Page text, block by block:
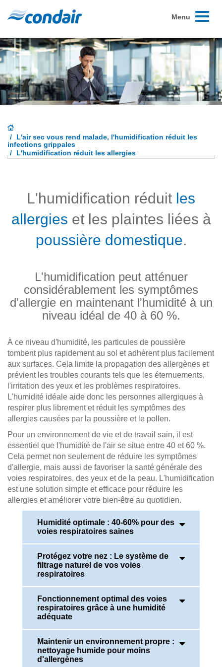
Toggle
Menu
L'air sec vous rend malade, l'humidification réduit les
infections grippales
L'humidification réduit les allergies
L'humidification réduit les
allergies et les plaintes liées à
poussière domestique.
L'humidification peut atténuer
considérablement les symptômes
d'allergie en maintenant l'humidité à un
niveau idéal de 40 à 60 %.
À ce niveau d'humidité, les particules de poussière
tombent plus rapidement au sol et adhèrent plus facilement
aux surfaces. Cela limite la propagation des allergènes et
prévient les troubles courants tels que les éternuements,
l'irritation des yeux et les problèmes respiratoires.
L'humidité idéale aide donc les personnes allergiques à
respirer plus librement et réduit les symptômes des
allergies causées par la poussière et le pollen.
Pour un environnement de vie et de travail sain, il est
essentiel que l'humidité de l'air se situe entre 40 et 60 %.
Cela permet non seulement de réduire les symptômes
d'allergie, mais aussi de favoriser la santé générale des
voies respiratoires, des yeux et de la peau. L'humidification
est une solution simple et efficace pour réduire les
allergies et améliorer votre bien-être au quotidien.
Humidité optimale : 40-60% pour des
voies respiratoires saines
En hiver comme en été, veillez à ce que le taux
d'humidité soit compris entre 40 et 60 % afin de
réduire les allergies et de préserver la santé des
réduit la poussière en suspension et aide les
personnes souffrant d'allergies à ne pas avoir de
symptômes.
Protégez votre nez : Le système de
filtrage naturel de vos voies
respiratoires
Votre nez est le premier système de filtrage de la
poussière domestique et d'autres allergènes. Une
cavité nasale humide peut retenir davantage de
pénétrer dans votre système respiratoire. Lorsque
le taux d'humidité est optimal, ce système de
filtrage fonctionne de manière optimale, protégeant
Fonctionnement optimal des voies
respiratoires grâce à une humidité
adéquate
Un taux d'humidité adéquat permet de maintenir
une propreté optimale des voies respiratoires. La
Maintenir un environnement propre :
nettoyage humide pour moins
d'allergènes